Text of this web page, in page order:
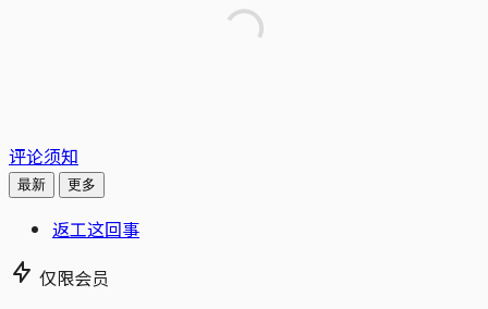
评论须知
最新 更多
返工这回事
仅限会员